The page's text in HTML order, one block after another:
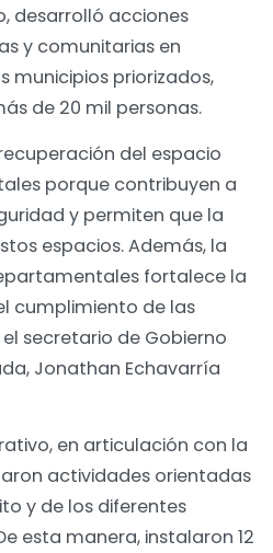
desarrolló acciones
y comunitarias en
municipios priorizados,
de 20 mil personas.
del espacio
porque contribuyen a
y permiten que la
espacios. Además, la
fortalece la
cumplimiento de las
secretario de Gobierno
Jonathan Echavarría
en articulación con la
actividades orientadas
y de los diferentes
esta manera, instalaron 12